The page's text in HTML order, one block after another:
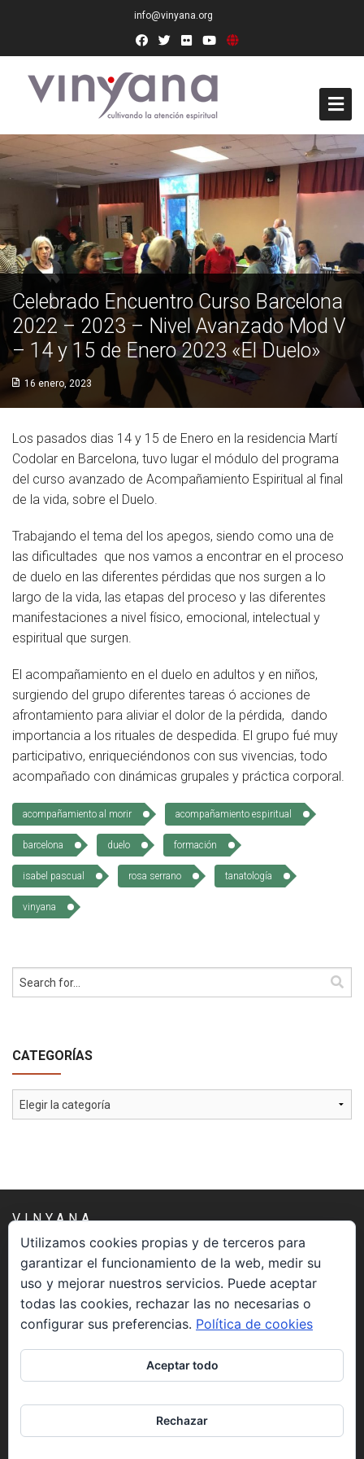
info@vinyana.org
Acceso
Conócenos
Socios Fundadores
Junta Directiva
Presidencia de Honor
Docentes
Socios de Número
Colaboramos con
Formaciones
Nuestra propuesta de formación
Realizadas
Acompañamiento
Noticias
Vídeos
Contacto
Cómo Colaborar
Celebrado Encuentro Curso Barcelona
2022 – 2023 – Nivel Avanzado Mod V
– 14 y 15 de Enero 2023 «El Duelo»
16 enero, 2023
Los pasados dias 14 y 15 de Enero en la residencia Martí
Codolar en Barcelona, tuvo lugar el módulo del programa
del curso avanzado de Acompañamiento Espiritual al final
de la vida, sobre el Duelo.
Trabajando el tema del los apegos, siendo como una de
las dificultades que nos vamos a encontrar en el proceso
de duelo en las diferentes pérdidas que nos surgen a lo
largo de la vida, las etapas del proceso y las diferentes
manifestaciones a nivel físico, emocional, intelectual y
espiritual que surgen.
El acompañamiento en el duelo en adultos y en niños,
surgiendo del grupo diferentes tareas ó acciones de
afrontamiento para aliviar el dolor de la pérdida, dando
importancia a los rituales de despedida. El grupo fué muy
participativo, enriqueciéndonos con sus vivencias, todo
acompañado con dinámicas grupales y práctica corporal.
acompañamiento al morir acompañamiento espiritual
barcelona duelo formación
isabel pascual rosa serrano tanatología
vinyana
CATEGORÍAS
Categorías
VINYANA
Una asociación constituida sin ánimo de lucro cuya misión
es atender los aspectos espirituales relacionados con el
proceso vivir el morir.
REDES SOCIALES
Utilizamos cookies propias y de terceros para
garantizar el funcionamiento de la web, medir su
uso y mejorar nuestros servicios. Puede aceptar
todas las cookies, rechazar las no necesarias o
configurar sus preferencias. Política de cookies
Aceptar todo
Rechazar